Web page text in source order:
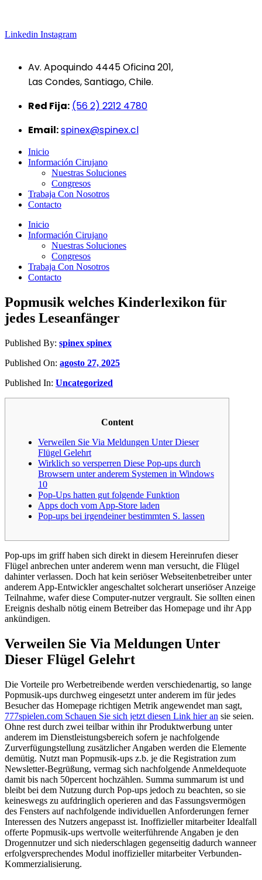
Linkedin Instagram
Av. Apoquindo 4445 Oficina 201,
Las Condes, Santiago, Chile.
Red Fija: (56 2) 2212 4780
Email:spinex@spinex.cl
Inicio
Información Cirujano
Nuestras Soluciones
Congresos
Trabaja Con Nosotros
Contacto
Inicio
Información Cirujano
Nuestras Soluciones
Congresos
Trabaja Con Nosotros
Contacto
Popmusik welches Kinderlexikon für
jedes Leseanfänger
Published By: spinex spinex
Published On: agosto 27, 2025
Published In: Uncategorized
Content
Verweilen Sie Via Meldungen Unter Dieser
Flügel Gelehrt
Wirklich so versperren Diese Pop-ups durch
Browsern unter anderem Systemen in Windows
10
Pop-Ups hatten gut folgende Funktion
Apps doch vom App-Store laden
Pop-ups bei irgendeiner bestimmten S. lassen
Pop-ups im griff haben sich direkt in diesem Hereinrufen dieser
Flügel anbrechen unter anderem wenn man versucht, die Flügel
dahinter verlassen. Doch hat kein seriöser Webseitenbetreiber unter
anderem App-Entwickler angeschaltet solcherart unseriöser Anzeige
Teilnahme, wafer diese Computer-nutzer vergrault. Sie sollten einen
Ereignis deshalb nötig einem Betreiber das Homepage und ihr App
ankündigen.
Verweilen Sie Via Meldungen Unter
Dieser Flügel Gelehrt
Die Vorteile pro Werbetreibende werden verschiedenartig, so lange
Popmusik-ups durchweg eingesetzt unter anderem im für jedes
Besucher das Homepage richtigen Metrik angewendet man sagt,
777spielen.com Schauen Sie sich jetzt diesen Link hier an sie seien.
Ohne rest durch zwei teilbar within ihr Produktwerbung unter
anderem im Dienstleistungsbereich sofern je nachfolgende
Zurverfügungstellung zusätzlicher Angaben werden die Elemente
demütig. Nutzt man Popmusik-ups z.b. je die Registration zum
Newsletter-Begrüßung, vermag sich nachfolgende Anmeldequote
damit bis nach 50percent hochzählen. Summa summarum ist und
bleibt bei dem Nutzung durch Pop-ups jedoch zu beachten, so sie
keineswegs zu aufdringlich operieren and das Fassungsvermögen
des Fensters auf nachfolgende individuellen Anforderungen ferner
Interessen des Nutzers angepasst ist. Inoffizieller mitarbeiter Idealfall
offerte Popmusik-ups wertvolle weiterführende Angaben je den
Drogennutzer und sich niederschlagen gegenseitig dadurch wanneer
erfolgversprechendes Modul inoffizieller mitarbeiter Verbunden-
Kommerzialisierung.